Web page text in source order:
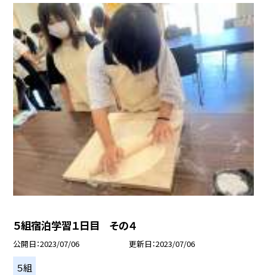
５組宿泊学習１日目 その４
公開日 2023/07/06 更新日 2023/07/06
５組